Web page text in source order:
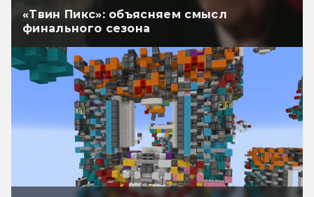
«Твин Пикс»: объясняем смысл
финального сезона